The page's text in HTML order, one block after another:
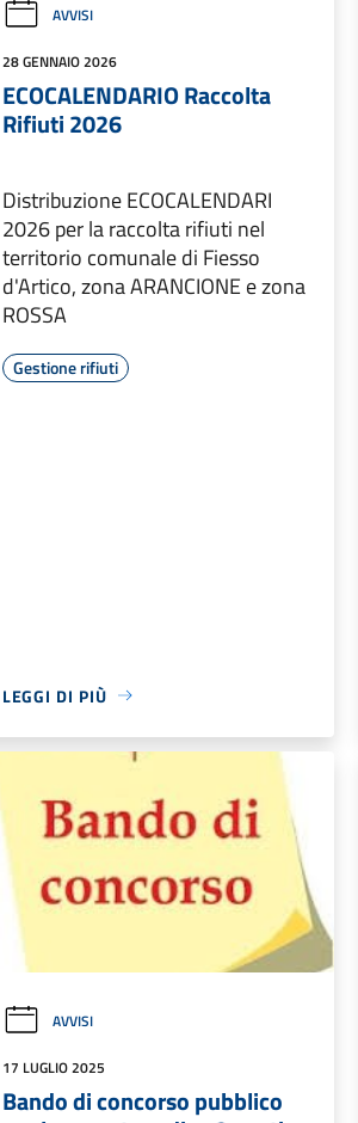
AVVISI
28 GENNAIO 2026
ECOCALENDARIO Raccolta
Rifiuti 2026
Distribuzione ECOCALENDARI
2026 per la raccolta rifiuti nel
territorio comunale di Fiesso
d'Artico, zona ARANCIONE e zona
ROSSA
Gestione rifiuti
LEGGI DI PIÙ
AVVISI
17 LUGLIO 2025
Bando di concorso pubblico